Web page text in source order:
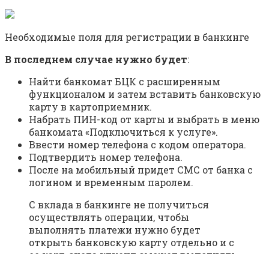
Необходимые поля для регистрации в банкинге
В последнем случае нужно будет:
Найти банкомат БЦК с расширенным
функционалом и затем вставить банковскую
карту в картоприемник.
Набрать ПИН-код от карты и выбрать в меню
банкомата «Подключиться к услуге».
Ввести номер телефона с кодом оператора.
Подтвердить номер телефона.
После на мобильный придет СМС от банка с
логином и временным паролем.
С вклада в банкинге не получиться
осуществлять операции, чтобы
выполнять платежи нужно будет
открыть банковскую карту отдельно и с